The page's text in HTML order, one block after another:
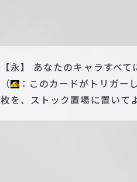
【永】 あなたのキャラすべ
（
：このカードがトリガー
枚を、ストック置場に置いて